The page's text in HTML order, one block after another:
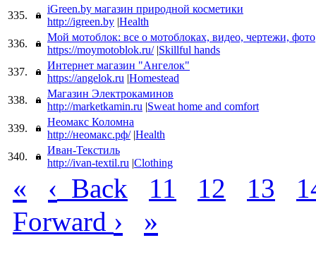
335.
iGreen.by магазин природной косметики
http://igreen.by |Health
336.
Мой мотоблок: все о мотоблоках, видео, чертежи, фото
https://moymotoblok.ru/ |Skillful hands
337.
Интернет магазин "Ангелок"
https://angelok.ru |Homestead
338.
Магазин Электрокаминов
http://marketkamin.ru |Sweat home and comfort
339.
Неомакс Коломна
http://неомакс.рф/ |Health
340.
Иван-Текстиль
http://ivan-textil.ru |Clothing
« ‹ Back 11 12 13
Forward › »